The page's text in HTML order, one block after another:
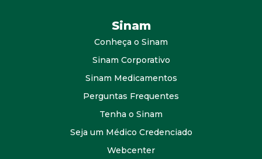
Sinam
Conheça o Sinam
Sinam Corporativo
Sinam Medicamentos
Perguntas Frequentes
Tenha o Sinam
Seja um Médico Credenciado
Webcenter